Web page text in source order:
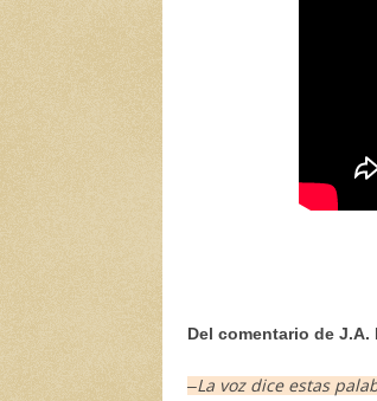
Del comentario de J.A.
–La voz dice estas